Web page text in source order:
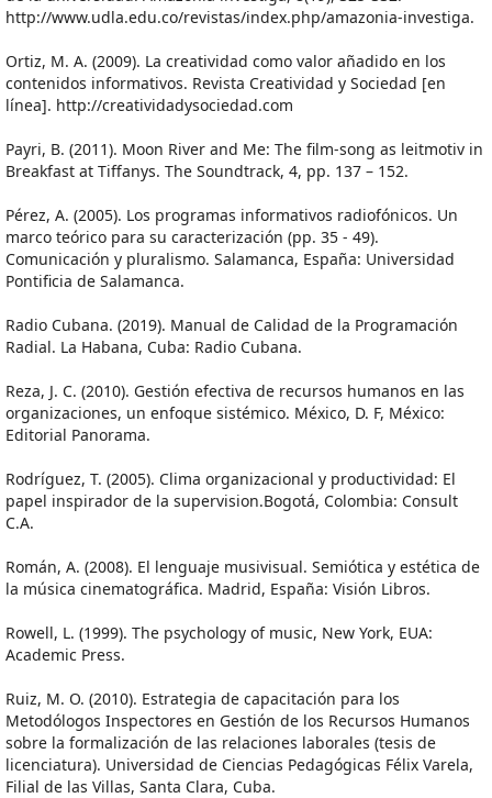
http://www.udla.edu.co/revistas/index.php/amazonia-investiga.
Ortiz, M. A. (2009). La creatividad como valor añadido en los
contenidos informativos. Revista Creatividad y Sociedad [en
línea]. http://creatividadysociedad.com
Payri, B. (2011). Moon River and Me: The film-song as leitmotiv in
Breakfast at Tiffanys. The Soundtrack, 4, pp. 137 – 152.
Pérez, A. (2005). Los programas informativos radiofónicos. Un
marco teórico para su caracterización (pp. 35 - 49).
Comunicación y pluralismo. Salamanca, España: Universidad
Pontificia de Salamanca.
Radio Cubana. (2019). Manual de Calidad de la Programación
Radial. La Habana, Cuba: Radio Cubana.
Reza, J. C. (2010). Gestión efectiva de recursos humanos en las
organizaciones, un enfoque sistémico. México, D. F, México:
Editorial Panorama.
Rodríguez, T. (2005). Clima organizacional y productividad: El
papel inspirador de la supervision.Bogotá, Colombia: Consult
C.A.
Román, A. (2008). El lenguaje musivisual. Semiótica y estética de
la música cinematográfica. Madrid, España: Visión Libros.
Rowell, L. (1999). The psychology of music, New York, EUA:
Academic Press.
Ruiz, M. O. (2010). Estrategia de capacitación para los
Metodólogos Inspectores en Gestión de los Recursos Humanos
sobre la formalización de las relaciones laborales (tesis de
licenciatura). Universidad de Ciencias Pedagógicas Félix Varela,
Filial de las Villas, Santa Clara, Cuba.